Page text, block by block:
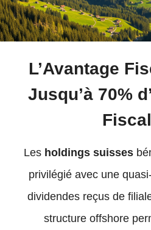
L’Avantage
Jusqu’à 70%
Les holdings suisses
privilégié avec une
dividendes reçus de
structure offshore